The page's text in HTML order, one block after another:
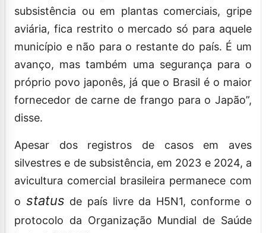
subsistência ou em plantas comerciais, gripe
aviária, fica restrito o mercado só para aquele
município e não para o restante do país. É um
avanço, mas também uma segurança para o
próprio povo japonês, já que o Brasil é o maior
fornecedor de carne de frango para o Japão”,
disse.
Apesar dos registros de casos em aves
silvestres e de subsistência, em 2023 e 2024, a
avicultura comercial brasileira permanece com
o status de país livre da H5N1, conforme o
protocolo da Organização Mundial de Saúde